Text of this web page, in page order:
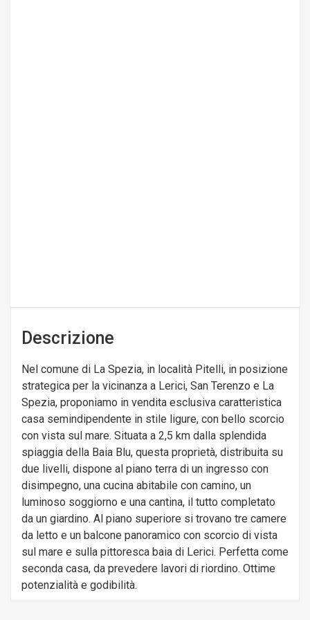
Descrizione
Nel comune di La Spezia, in località Pitelli, in posizione
strategica per la vicinanza a Lerici, San Terenzo e La
Spezia, proponiamo in vendita esclusiva caratteristica
casa semindipendente in stile ligure, con bello scorcio
con vista sul mare. Situata a 2,5 km dalla splendida
spiaggia della Baia Blu, questa proprietà, distribuita su
due livelli, dispone al piano terra di un ingresso con
disimpegno, una cucina abitabile con camino, un
luminoso soggiorno e una cantina, il tutto completato
da un giardino. Al piano superiore si trovano tre camere
da letto e un balcone panoramico con scorcio di vista
sul mare e sulla pittoresca baia di Lerici. Perfetta come
seconda casa, da prevedere lavori di riordino. Ottime
potenzialità e godibilità.